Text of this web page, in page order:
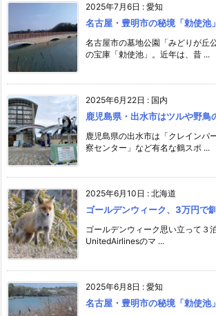
2025年7月6日 : 愛知
名古屋・豊明市の秘境「勅使池
名古屋市の墓地公園「みどりが丘
の宝庫「勅使池」。近年は、昔 ...
2025年6月22日 : 国内
鹿児島県・出水市はツルや野鳥
鹿児島県の出水市は「クレインパ
察センター」など有名な鶴スポ ...
2025年6月10日 : 北海道
ゴールデンウィーク、3万円で
ゴールデンウィーク思い立って３
UnitedAirlinesのマ ...
2025年6月8日 : 愛知
名古屋・豊明市の秘境「勅使池